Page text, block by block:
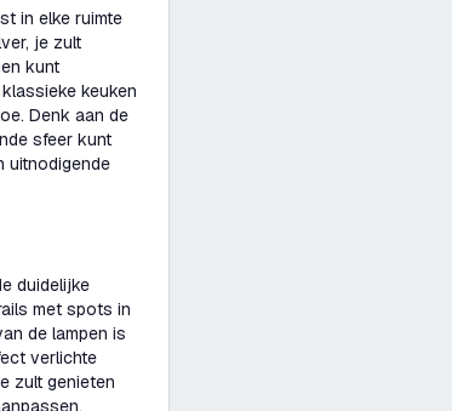
in elke ruimte
je zult
kunt
keuken
Denk aan de
sfeer kunt
uitnodigende
duidelijke
met spots in
de lampen is
verlichte
zult genieten